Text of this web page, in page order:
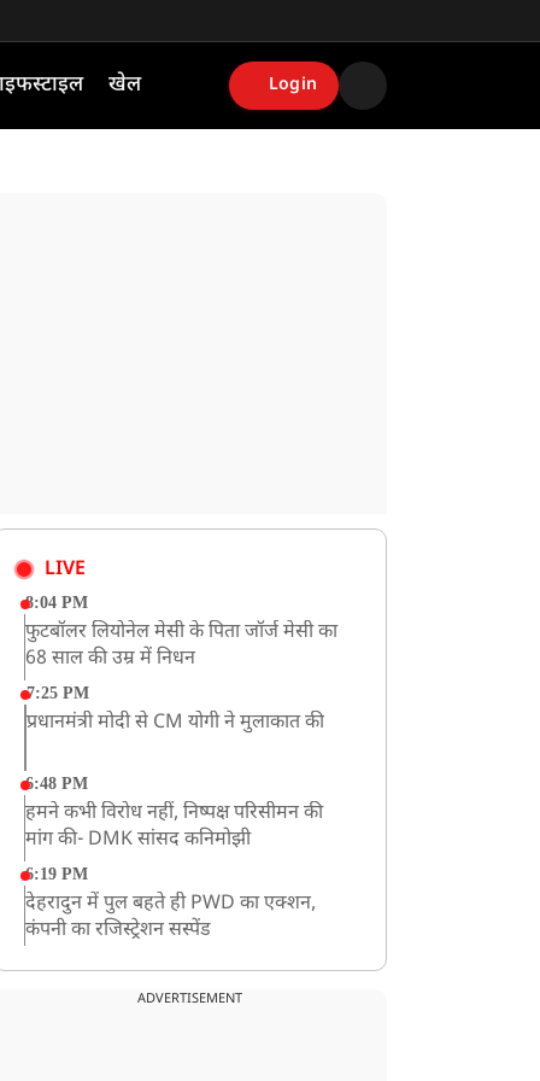
खेल Login
LIVE
8:04 PM
फुटबॉलर लियोनेल मेसी के पिता जॉर्ज मेसी का
68 साल की उम्र में निधन
7:25 PM
प्रधानमंत्री मोदी से CM योगी ने मुलाकात की
6:48 PM
हमने कभी विरोध नहीं, निष्पक्ष परिसीमन की
मांग की- DMK सांसद कनिमोझी
6:19 PM
देहरादुन में पुल बहते ही PWD का एक्शन,
कंपनी का रजिस्ट्रेशन सस्पेंड
खराब मौसम की चेतावनी के कारण अमरनाथ
ADVERTISEMENT